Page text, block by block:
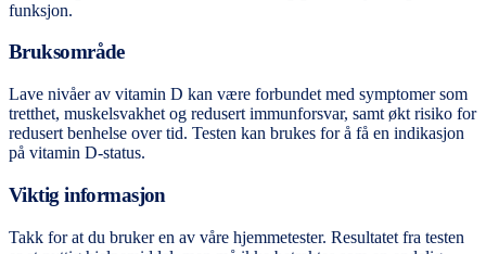
funksjon.
Bruksområde
Lave nivåer av vitamin D kan være forbundet med symptomer som
tretthet, muskelsvakhet og redusert immunforsvar, samt økt risiko for
redusert benhelse over tid. Testen kan brukes for å få en indikasjon
på vitamin D-status.
Viktig informasjon
Takk for at du bruker en av våre hjemmetester. Resultatet fra testen